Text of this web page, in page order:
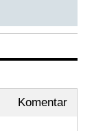
Komentar